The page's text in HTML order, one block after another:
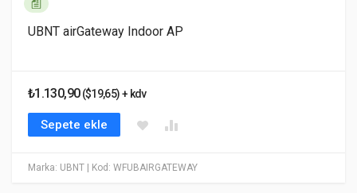
Marka: UBNT | Kod: WFUBAIRGATEWAY
UBNT airGateway Indoor AP
₺1.130,90($19,65) + kdv
Sepete ekle